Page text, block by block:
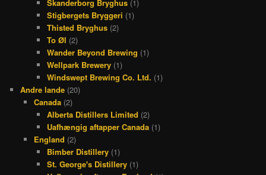
Skanderborg Bryghus (1)
Stigbergets Bryggeri (1)
Thisted Bryghus (2)
To Øl (2)
Wander Beyond Brewing (1)
Wellpark Brewery (1)
Windswept Brewing Co. Ltd. (1)
Andre lande (20)
Canada(2)
Alberta Distillers Limited (2)
Uafhængig aftapper Canada (1)
England (2)
Bimber Distillery (1)
St. George's Distillery (1)